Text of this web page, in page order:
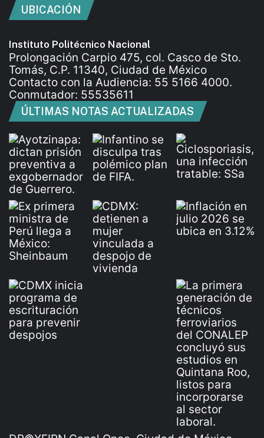
UBICACIÓN
Instituto Politécnico Nacional
Prolongación Carpio 475, col. Casco de Sto.
Tomás, C.P. 11340, Ciudad de México
Contacto con la Audiencia: 55 5166 4000.
Conmutador: 55535611
ÚLTIMAS NOTAS ACTUALIZADAS